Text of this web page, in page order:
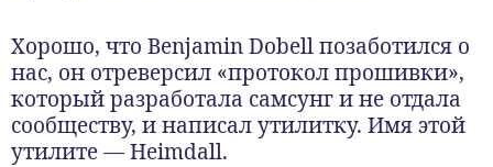
Хорошо, что Benjamin Dobell позаботился о
нас, он отреверсил «протокол прошивки»,
который разработала самсунг и не отдала
сообществу, и написал утилитку. Имя этой
утилите — Heimdall.